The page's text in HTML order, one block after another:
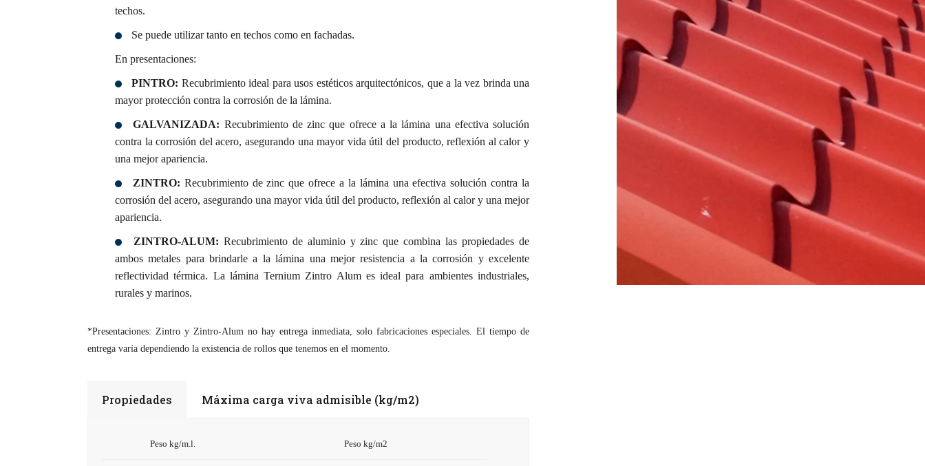
techos.
Se puede utilizar tanto en techos como en fachadas.
En presentaciones:
PINTRO: Recubrimiento ideal para usos estéticos arquitectónicos, que a la vez brinda una
mayor protección contra la corrosión de la lámina.
GALVANIZADA: Recubrimiento de zinc que ofrece a la lámina una efectiva solución
contra la corrosión del acero, asegurando una mayor vida útil del producto, reflexión al calor y
una mejor apariencia.
ZINTRO: Recubrimiento de zinc que ofrece a la lámina una efectiva solución contra la
corrosión del acero, asegurando una mayor vida útil del producto, reflexión al calor y una mejor
apariencia.
ZINTRO-ALUM: Recubrimiento de aluminio y zinc que combina las propiedades de
ambos metales para brindarle a la lámina una mejor resistencia a la corrosión y excelente
reflectividad térmica. La lámina Ternium Zintro Alum es ideal para ambientes industriales,
rurales y marinos.
*Presentaciones: Zintro y Zintro-Alum no hay entrega inmediata, solo fabricaciones especiales. El tiempo de
entrega varía dependiendo la existencia de rollos que tenemos en el momento.
Propiedades Máxima carga viva admisible (kg/m2)
Peso kg/m.l. Peso kg/m2